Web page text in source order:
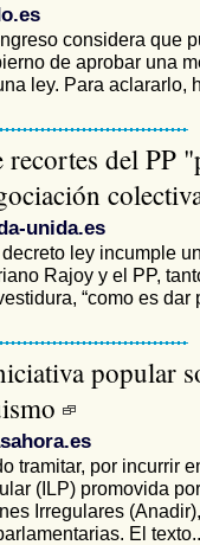
considera que
de aprobar una
ley. Para aclararlo,
del PP
unida.es
ley incumple
Rajoy y el PP,
“como es dar
popular
tramitar, por incurrir
(ILP) promovida
Irregulares
El